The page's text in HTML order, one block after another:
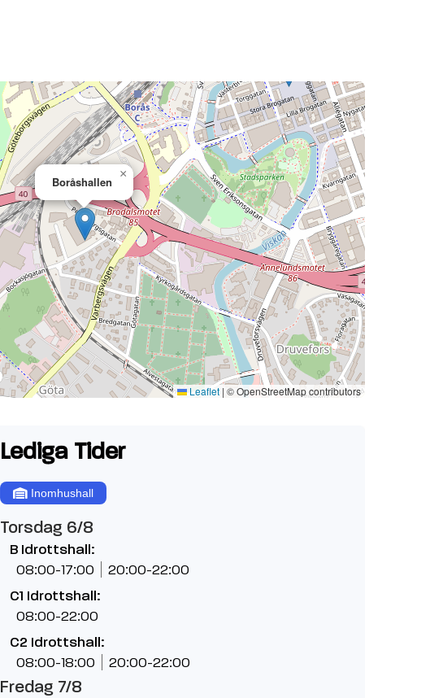
Boråshallen
×
Leaflet | © OpenStreetMap contributors
Lediga Tider
Inomhushall
Torsdag 6/8
B Idrottshall:
08:00-17:00 20:00-22:00
C1 Idrottshall:
08:00-22:00
C2 Idrottshall:
08:00-18:00 20:00-22:00
Fredag 7/8